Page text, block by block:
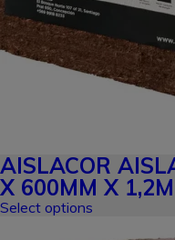
AISLACOR
X 600MM X
Select options